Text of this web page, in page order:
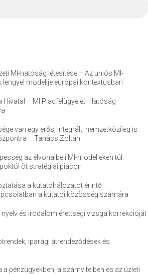
MI-hatóság létesítése – Az uniós MI-
lengyel modellje európai kontextusban
Hivatal – MI Piacfelügyeleti Hatóság –
van egy erős, integrált, nemzetközileg is
– Tanács Zoltán
az élvonalbeli MI-modelleken túl.
öt stratégiai piacon
a kutatóhálózatot érintő
a kutatói közösség számára
és irodalom érettségi vizsga korrekcióját
iparági átrendeződések és
pénzügyekben, a számvitelben és az üzleti